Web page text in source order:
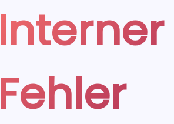
Fehler